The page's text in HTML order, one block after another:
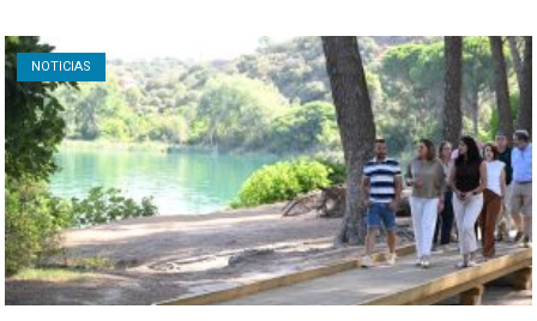
NOTICIAS
Open post